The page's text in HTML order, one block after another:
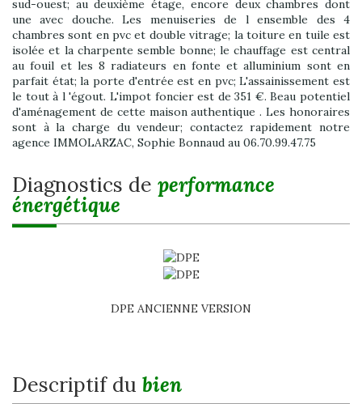
sud-ouest; au deuxième étage, encore deux chambres dont
une avec douche. Les menuiseries de l ensemble des 4
chambres sont en pvc et double vitrage; la toiture en tuile est
isolée et la charpente semble bonne; le chauffage est central
au fouil et les 8 radiateurs en fonte et alluminium sont en
parfait état; la porte d'entrée est en pvc; L'assainissement est
le tout à l 'égout. L'impot foncier est de 351 €. Beau potentiel
d'aménagement de cette maison authentique . Les honoraires
sont à la charge du vendeur; contactez rapidement notre
agence IMMOLARZAC, Sophie Bonnaud au 06.70.99.47.75
diagnostics de performance
énergétique
DPE ANCIENNE VERSION
descriptif du bien